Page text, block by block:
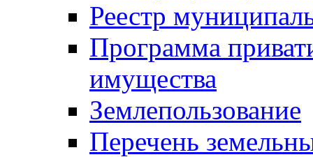
Реестр
Программа
имущества
Землепользование
Перечень